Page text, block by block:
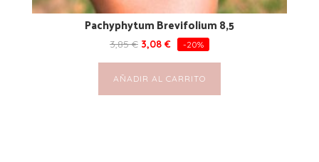
Pachyphytum Brevifolium 8,5
3,85€ 3,08 € -20%
AÑADIR AL CARRITO